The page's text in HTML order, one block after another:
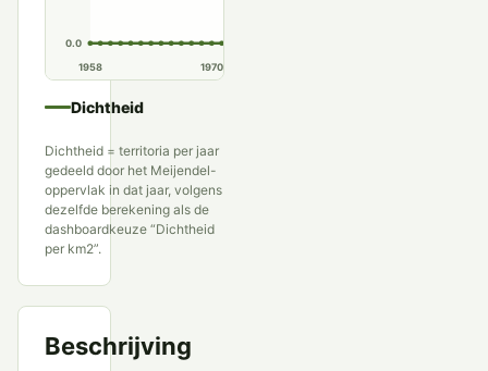
0.0
1958 1970
Dichtheid
Dichtheid = territoria per jaar
gedeeld door het Meijendel-
oppervlak in dat jaar, volgens
dezelfde berekening als de
dashboardkeuze “Dichtheid
per km2”.
Beschrijving
Sperwer
Steenarend
Vale Gier
Wespendief